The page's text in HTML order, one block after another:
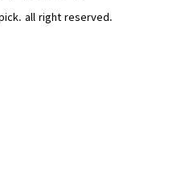
all right reserved.